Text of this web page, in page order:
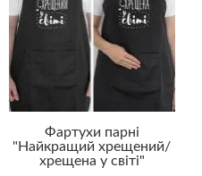
Фартухи парні
"Найкращий хрещений/
хрещена у світі"